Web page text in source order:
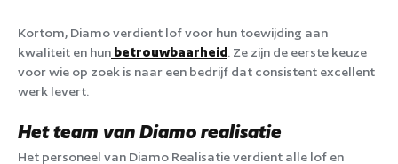
Kortom, Diamo verdient lof voor hun toewijding aan
kwaliteit en hun betrouwbaarheid . Ze zijn de eerste keuze
voor wie op zoek is naar een bedrijf dat consistent excellent
werk levert.
Het team van Diamo realisatie
Het personeel van Diamo Realisatie verdient alle lof en